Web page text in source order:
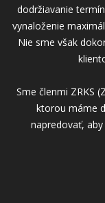
dodržiavanie
vynaloženie
Nie sme však
Sme členmi ZRKS
ktorou máme
napredovať,